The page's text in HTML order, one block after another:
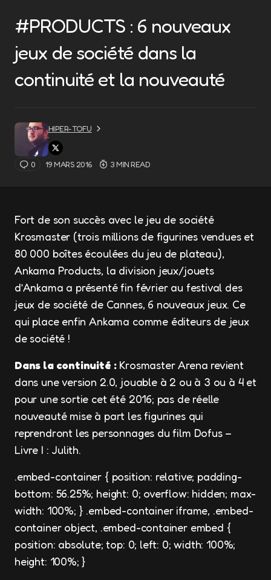
#PRODUCTS : 6 nouveaux
jeux de société dans la
continuité et la nouveauté
HIPER-TOFU
0 19 MARS 2016 3 MIN READ
Fort de son succès avec le jeu de société
Krosmaster (trois millions de figurines vendues et
80 000 boîtes écoulées du jeu de plateau),
Ankama Products, la division jeux/jouets
d’Ankama a présenté fin février au festival des
jeux de société de Cannes, 6 nouveaux jeux. Ce
qui place enfin Ankama comme éditeurs de jeux
de société !
Dans la continuité :Krosmaster Arena revient
dans une version 2.0, jouable à 2 ou à 3 ou à 4 et
pour une sortie cet été 2016; pas de réelle
nouveauté mise à part les figurines qui
reprendront les personnages du film Dofus –
Livre I : Julith.
.embed-container { position: relative; padding-
bottom: 56.25%; height: 0; overflow: hidden; max-
width: 100%; } .embed-container iframe, .embed-
container object, .embed-container embed {
position: absolute; top: 0; left: 0; width: 100%;
height: 100%; }